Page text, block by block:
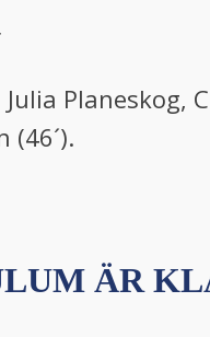
Planeskog,
(46´).
ÄR